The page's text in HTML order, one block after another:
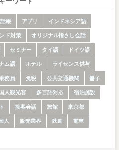
帳 アプリ
インドネシア語
ド対策
オリジナル指さし会話
セミナー タイ語
ドイツ語
ム語 ホテル
ライセンス供与
乗務員 免税 公共交通機関
冊子
人観光客 多言語対応
宿泊施設
接客会話 旅館
東京都
人 販売業界 鉄道
電車